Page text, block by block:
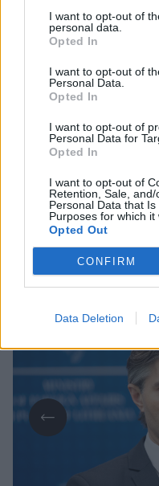
I want to opt-out of
personal data.
Opted In
I want to opt-out of
Personal Data.
Opted In
I want to opt-out of
Personal Data for
Opted In
I want to opt-out of
Retention, Sale,
Personal Data that
Purposes for which it
Opted Out
CONFIRM
Data Deletion
Lrytas.lt
teigimu, Kinijos
lietuviškų lazerių
galimybes pirkti
paskirties prekes
rodo Europos
įtaką dvišaliams
ekonominio
spręsti, kaip
grandinių